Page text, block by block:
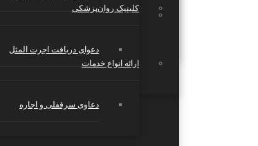
استارتاپ‌ها، شرکت‌های تکنولوژی و دانش
دعوای دریافت اجرت المثل
دعاوی سرقفلی و اجاره
کلینیک روان‌پزشکی
ارائه انواع خدمات